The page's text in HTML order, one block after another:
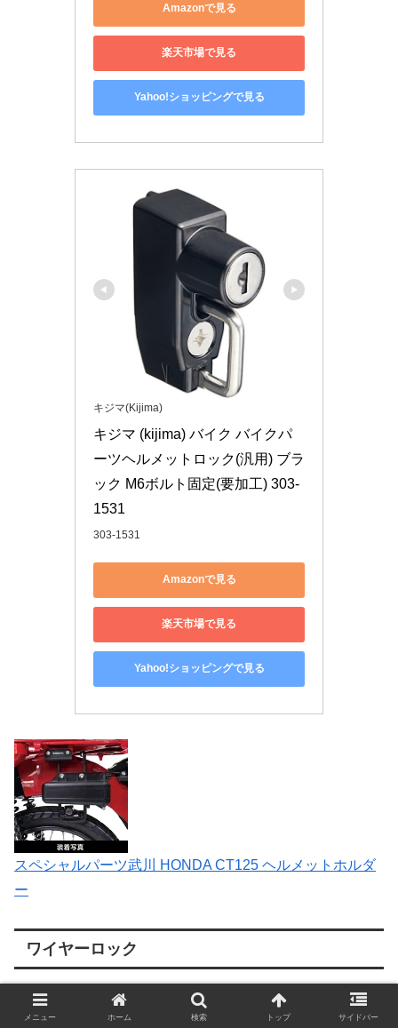
Amazonで見る
楽天市場で見る
Yahoo!ショッピングで見る
キジマ(Kijima)
キジマ (kijima) バイク バイクパ
ーツヘルメットロック(汎用) ブラ
ック M6ボルト固定(要加工) 303-
1531
303-1531
Amazonで見る
楽天市場で見る
Yahoo!ショッピングで見る
スペシャルパーツ武川 HONDA CT125 ヘルメットホルダ
ー
ワイヤーロック
クロップス デイトナ ドッペルギャンガー
メニュー ホーム 検索 トップ サイドバー